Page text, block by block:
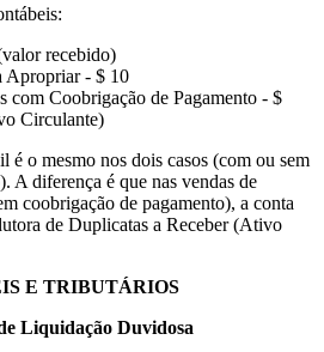
recebido)
Apropriar - $ 10
com Coobrigação de Pagamento - $
Circulante)
é o mesmo nos dois casos (com ou sem
A diferença é que nas vendas de
coobrigação de pagamento), a conta
de Duplicatas a Receber (Ativo
E TRIBUTÁRIOS
Liquidação Duvidosa